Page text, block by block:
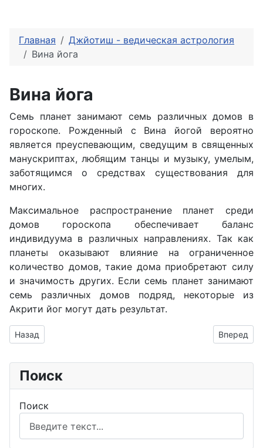
Главная
Джйотиш - ведическая астрология
Вина йога
Вина йога
Семь планет занимают семь различных домов в
гороскопе. Рожденный с Вина йогой вероятно
является преуспевающим, сведущим в священных
манускриптах, любящим танцы и музыку, умелым,
заботящимся о средствах существования для
многих.
Максимальное распространение планет среди
домов гороскопа обеспечивает баланс
индивидуума в различных направлениях. Так как
планеты оказывают влияние на ограниченное
количество домов, такие дома приобретают силу
и значимость других. Если семь планет занимают
семь различных домов подряд, некоторые из
Акрити йог могут дать результат.
Предыдущий: Воши йога
Назад Вперед
Поиск
Поиск